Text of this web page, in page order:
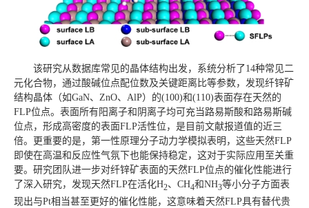
该研究从数据库常见的晶体结构出发，系统分析了14种常见二
元化合物，通过酸碱位点配位数及关键距离比等参数，发现纤锌矿
结构晶体（如GaN、ZnO、AlP）的(100)和(110)表面存在天然的
FLP位点。表面所有阳离子和阴离子均可充当路易斯酸和路易斯碱
位点，形成高密度的表面FLP活性位，是目前文献报道值的近三
倍。更重要的是，第一性原理分子动力学模拟表明，这些天然FLP
即使在高温和反应性气氛下也能保持稳定，这对于实际应用至关重
要。研究团队进一步对纤锌矿表面的天然FLP位点的催化性能进行
了深入研究，发现天然FLP在活化H2、CH4和NH3等小分子方面表
现出与Pt相当甚至更好的催化性能，这意味着天然FLP具有替代贵